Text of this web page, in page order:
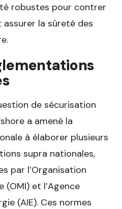
robustes pour contrer
assurer la sûreté des
de sécurisation
a amené la
à élaborer plusieurs
supra nationales,
par l’Organisation
et l’Agence
(AIE). Ces normes